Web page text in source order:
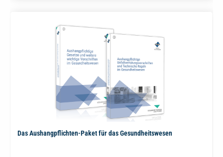
Das Aushangpflichten-Paket für das Gesundheitswesen